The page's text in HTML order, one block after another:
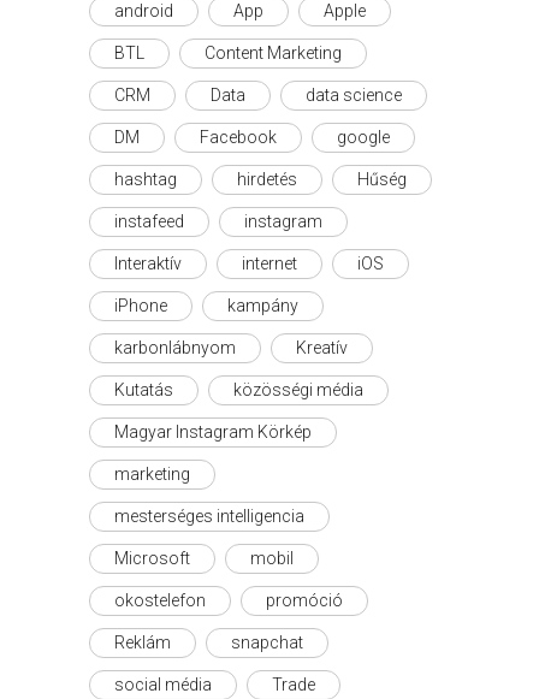
android App Apple
BTL Content Marketing
CRM Data data science
DM Facebook google
hashtag hirdetés Hűség
instafeed instagram
Interaktív internet iOS
iPhone kampány
karbonlábnyom Kreatív
Kutatás közösségi média
Magyar Instagram Körkép
marketing
mesterséges intelligencia
Microsoft mobil
okostelefon promóció
Reklám snapchat
social média Trade